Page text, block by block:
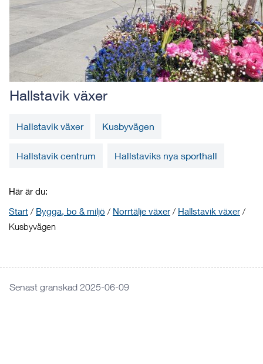
Hallstavik växer
Hallstavik växer Kusbyvägen
Hallstavik centrum Hallstaviks nya sporthall
Här är du:
Start / Bygga, bo & miljö / Norrtälje växer / Hallstavik växer /
Kusbyvägen
Senast granskad 2025-06-09